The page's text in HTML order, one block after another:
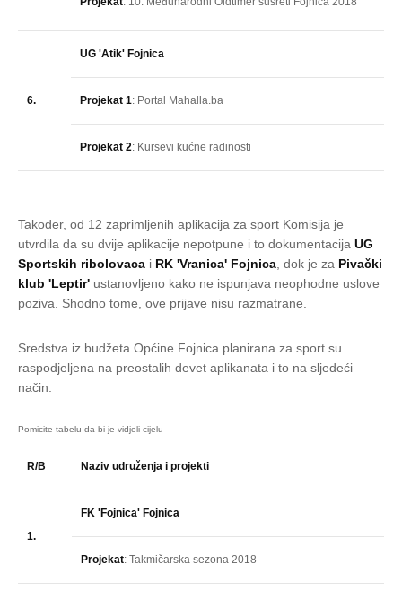
6.
UG 'Atik' Fojnica
Projekat 1: Portal Mahalla.ba
Projekat 2: Kursevi kućne radinosti
Također, od 12 zaprimljenih aplikacija za sport Komisija je
utvrdila da su dvije aplikacije nepotpune i to dokumentacija UG
Sportskih ribolovaca i RK 'Vranica' Fojnica , dok je za Pivački
klub 'Leptir' ustanovljeno kako ne ispunjava neophodne uslove
poziva. Shodno tome, ove prijave nisu razmatrane.
Sredstva iz budžeta Općine Fojnica planirana za sport su
raspodjeljena na preostalih devet aplikanata i to na sljedeći
način:
R/B Naziv udruženja i projekti
1.
FK 'Fojnica' Fojnica
Projekat: Takmičarska sezona 2018